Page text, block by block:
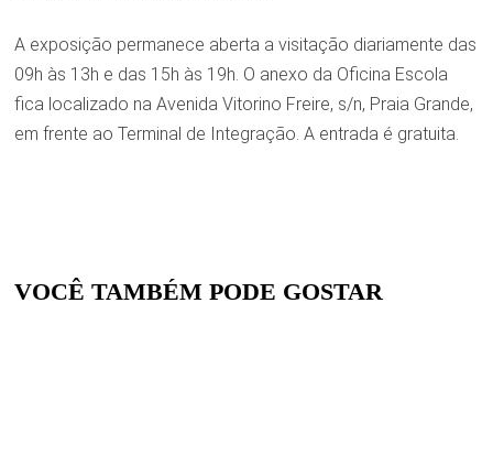
A exposição permanece aberta a visitação diariamente das
09h às 13h e das 15h às 19h. O anexo da Oficina Escola
fica localizado na Avenida Vitorino Freire, s/n, Praia Grande,
em frente ao Terminal de Integração. A entrada é gratuita.
VOCÊ TAMBÉM PODE GOSTAR